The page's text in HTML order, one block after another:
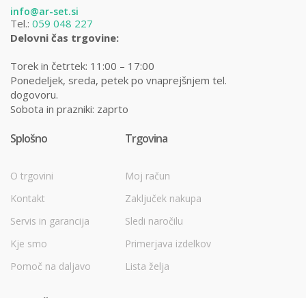
info@ar-set.si
Tel.: 059 048 227
Delovni čas trgovine:
Torek in četrtek: 11:00 – 17:00
Ponedeljek, sreda, petek po vnaprejšnjem tel.
dogovoru.
Sobota in prazniki: zaprto
Splošno
O trgovini
Kontakt
Servis in garancija
Kje smo
Pomoč na daljavo
Trgovina
Moj račun
Zaključek nakupa
Sledi naročilu
Primerjava izdelkov
Lista želja